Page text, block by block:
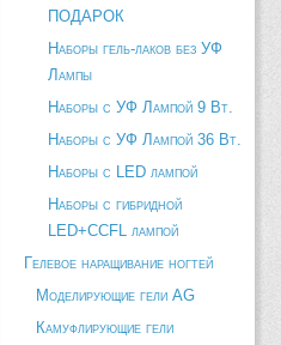
ПОДАРОК
Наборы гель-лаков без УФ
Лампы
Наборы с УФ Лампой 9 Вт.
Наборы с УФ Лампой 36 Вт.
Наборы с LED лампой
Наборы с гибридной
LED+CCFL лампой
Гелевое наращивание ногтей
Моделирующие гели AG
Камуфлирующие гели